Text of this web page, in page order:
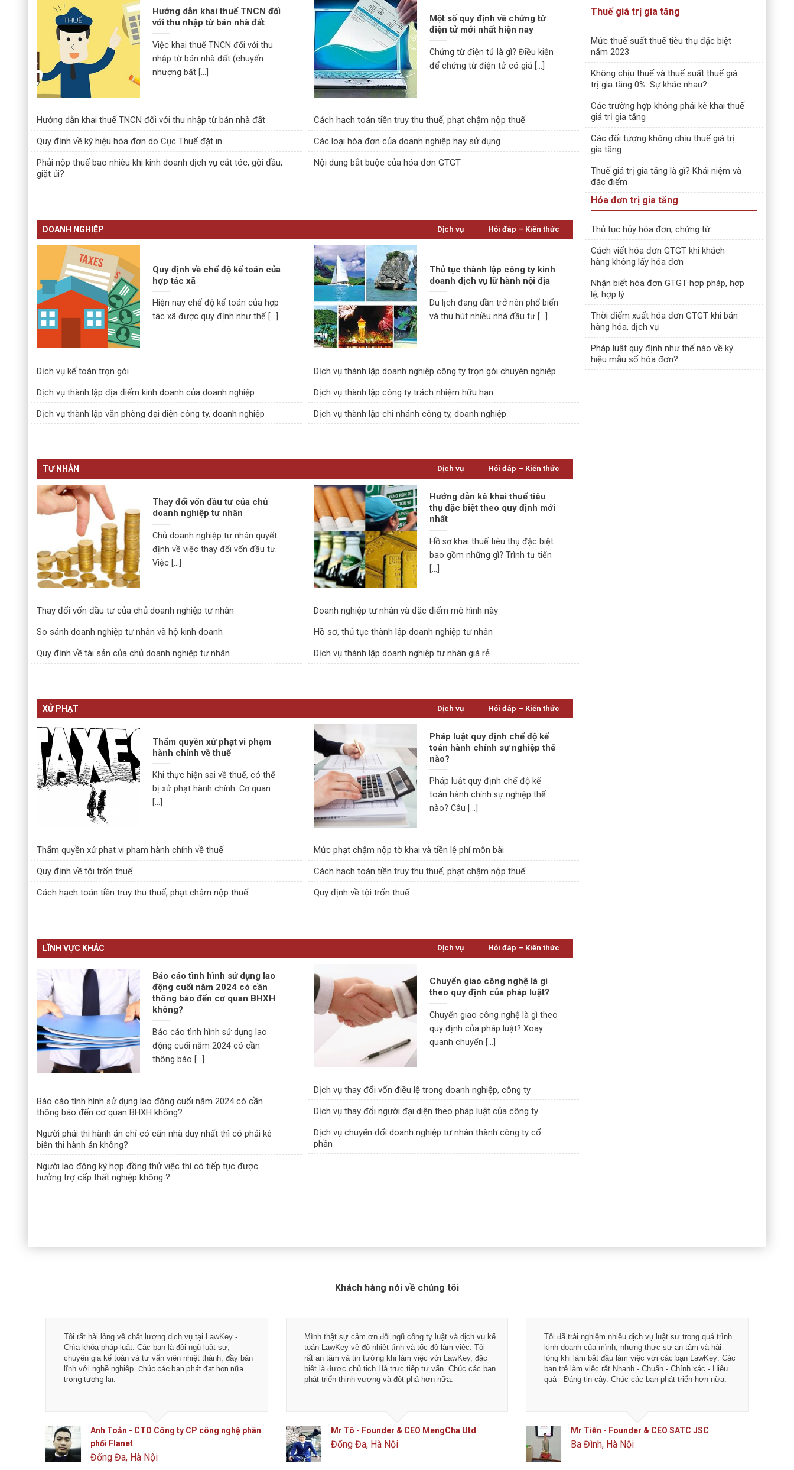
Hướng dẫn khai thuế TNCN đối
với thu nhập từ bán nhà đất
Việc khai thuế TNCN đối với thu
nhập từ bán nhà đất (chuyển
nhượng bất [...]
Hướng dẫn khai thuế TNCN đối với thu nhập từ bán nhà đất
Quy định về ký hiệu hóa đơn do Cục Thuế đặt in
Phải nộp thuế bao nhiêu khi kinh doanh dịch vụ cắt tóc, gội đầu,
giặt ủi?
Một số quy định về chứng từ
điện tử mới nhất hiện nay
Chứng từ điện tử là gì? Điều kiện
để chứng từ điện tử có giá [...]
Cách hạch toán tiền truy thu thuế, phạt chậm nộp thuế
Các loại hóa đơn của doanh nghiệp hay sử dụng
Nội dung bắt buộc của hóa đơn GTGT
DOANH NGHIỆP Dịch vụ Hỏi đáp – Kiến thức
Quy định về chế độ kế toán của
hợp tác xã
Hiện nay chế độ kế toán của hợp
tác xã được quy định như thế [...]
Dịch vụ kế toán trọn gói
Dịch vụ thành lập địa điểm kinh doanh của doanh nghiệp
Dịch vụ thành lập văn phòng đại diện công ty, doanh nghiệp
Thủ tục thành lập công ty kinh
doanh dịch vụ lữ hành nội địa
Du lịch đang dần trở nên phổ biến
và thu hút nhiều nhà đầu tư [...]
Dịch vụ thành lập doanh nghiệp công ty trọn gói chuyên nghiệp
Dịch vụ thành lập công ty trách nhiệm hữu hạn
Dịch vụ thành lập chi nhánh công ty, doanh nghiệp
TƯ NHÂN Dịch vụ Hỏi đáp – Kiến thức
Thay đổi vốn đầu tư của chủ
doanh nghiệp tư nhân
Chủ doanh nghiệp tư nhân quyết
định về việc thay đổi vốn đầu tư.
Việc [...]
Thay đổi vốn đầu tư của chủ doanh nghiệp tư nhân
So sánh doanh nghiệp tư nhân và hộ kinh doanh
Quy định về tài sản của chủ doanh nghiệp tư nhân
Hướng dẫn kê khai thuế tiêu
thụ đặc biệt theo quy định mới
nhất
Hồ sơ khai thuế tiêu thụ đặc biệt
bao gồm những gì? Trình tự tiến
[...]
Doanh nghiệp tư nhân và đặc điểm mô hình này
Hồ sơ, thủ tục thành lập doanh nghiệp tư nhân
Dịch vụ thành lập doanh nghiệp tư nhân giá rẻ
XỬ PHẠT Dịch vụ Hỏi đáp – Kiến thức
Thẩm quyền xử phạt vi phạm
hành chính về thuế
Khi thực hiện sai về thuế, có thể
bị xử phạt hành chính. Cơ quan
[...]
Thẩm quyền xử phạt vi phạm hành chính về thuế
Quy định về tội trốn thuế
Cách hạch toán tiền truy thu thuế, phạt chậm nộp thuế
Pháp luật quy định chế độ kế
toán hành chính sự nghiệp thế
nào?
Pháp luật quy định chế độ kế
toán hành chính sự nghiệp thế
nào? Câu [...]
Mức phạt chậm nộp tờ khai và tiền lệ phí môn bài
Cách hạch toán tiền truy thu thuế, phạt chậm nộp thuế
Quy định về tội trốn thuế
LĨNH VỰC KHÁC Dịch vụ Hỏi đáp – Kiến thức
Báo cáo tình hình sử dụng lao
động cuối năm 2024 có cần
thông báo đến cơ quan BHXH
không?
Báo cáo tình hình sử dụng lao
động cuối năm 2024 có cần
thông báo [...]
Báo cáo tình hình sử dụng lao động cuối năm 2024 có cần
thông báo đến cơ quan BHXH không?
Người phải thi hành án chỉ có căn nhà duy nhất thì có phải kê
biên thi hành án không?
Người lao động ký hợp đồng thử việc thì có tiếp tục được
hưởng trợ cấp thất nghiệp không ?
Chuyển giao công nghệ là gì
theo quy định của pháp luật?
Chuyển giao công nghệ là gì theo
quy định của pháp luật? Xoay
quanh chuyển [...]
Dịch vụ thay đổi vốn điều lệ trong doanh nghiệp, công ty
Dịch vụ thay đổi người đại diện theo pháp luật của công ty
Dịch vụ chuyển đổi doanh nghiệp tư nhân thành công ty cổ
phần
Thuế giá trị gia tăng
Mức thuế suất thuế tiêu thụ đặc biệt
năm 2023
Không chịu thuế và thuế suất thuế giá
trị gia tăng 0%: Sự khác nhau?
Các trường hợp không phải kê khai thuế
giá trị gia tăng
Các đối tượng không chịu thuế giá trị
gia tăng
Thuế giá trị gia tăng là gì? Khái niệm và
đặc điểm
Hóa đơn trị gia tăng
Thủ tục hủy hóa đơn, chứng từ
Cách viết hóa đơn GTGT khi khách
hàng không lấy hóa đơn
Nhận biết hóa đơn GTGT hợp pháp, hợp
lệ, hợp lý
Thời điểm xuất hóa đơn GTGT khi bán
hàng hóa, dịch vụ
Pháp luật quy định như thế nào về ký
hiệu mẫu số hóa đơn?
Khách hàng nói về chúng tôi
Tôi rất hài lòng về chất lượng dịch vụ tại LawKey -
Chìa khóa pháp luật. Các bạn là đội ngũ luật sư,
chuyên gia kế toán và tư vấn viên nhiệt thành, đầy bản
lĩnh với nghề nghiệp.Chúc các bạn phát đạt hơn nữa
trong tương lai.
Anh Toản - CTO Công ty CP công nghệ phân
phối Flanet
Đống Đa, Hà Nội
Mình thật sự cảm ơn đội ngũ công ty luật và dịch vụ kế
toán LawKey về độ nhiệt tình và tốc độ làm việc. Tôi
rất an tâm và tin tưởng khi làm việc với LawKey, đặc
biệt là được chủ tịch Hà trực tiếp tư vấn. Chúc các bạn
phát triển thịnh vượng và đột phá hơn nữa.
Mr Tô - Founder & CEO MengCha Utd
Đống Đa, Hà Nội
Tôi đã trải nghiệm nhiều dịch vụ luật sư trong quá trình
kinh doanh của mình, nhưng thực sự an tâm và hài
lòng khi làm bắt đầu làm việc với các bạn LawKey: Các
bạn trẻ làm việc rất Nhanh - Chuẩn - Chính xác - Hiệu
quả - Đáng tin cậy. Chúc các bạn phát triển hơn nữa.
Mr Tiến - Founder & CEO SATC JSC
Ba Đình, Hà Nội